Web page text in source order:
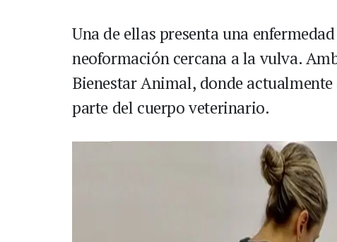
Una de ellas presenta una
neoformación cercana a la vulva.
Bienestar Animal, donde
parte del cuerpo veterinario.